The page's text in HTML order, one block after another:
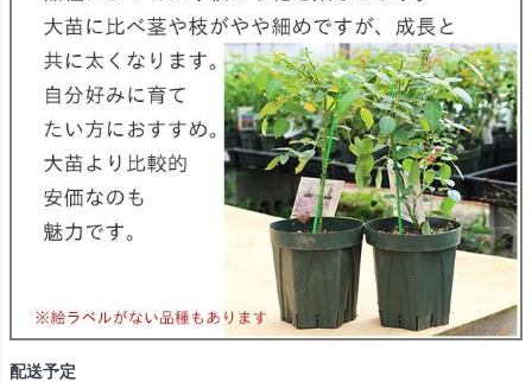
配送予定